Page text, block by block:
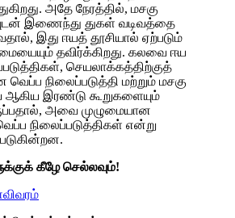
அதே நேரத்தில், மசகு
இணைந்து துகள் வடிவத்தை
இது ஈயத் தூசியால் ஏற்படும்
தவிர்க்கிறது. கலவை ஈய
செயலாக்கத்திற்குத்
நிலைப்படுத்தி மற்றும் மசகு
இரண்டு கூறுகளையும்
அவை முழுமையான
நிலைப்படுத்திகள் என்று
கீழே செல்லவும்!
விவரம்